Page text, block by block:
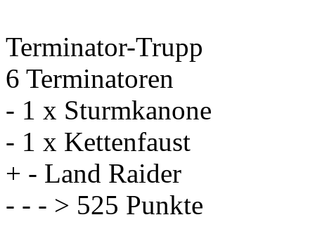
Terminator-Trupp
6 Terminatoren
- 1 x Sturmkanone
- 1 x Kettenfaust
+ - Land Raider
- - - > 525 Punkte